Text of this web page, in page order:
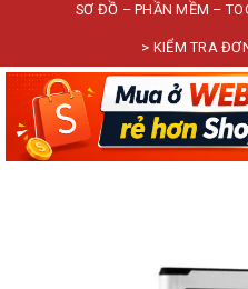
SƠ ĐỒ – PHẦN MỀM –
> KIỂM TRA